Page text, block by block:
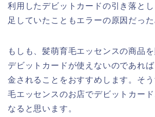
利用したデビットカードの引き落と
足していたこともエラーの原因だった
もしも、髪萌育毛エッセンスの商品を
デビットカードが使えないのであれ
金されることをおすすめします。そ
毛エッセンスのお店でデビットカード
なると思います。